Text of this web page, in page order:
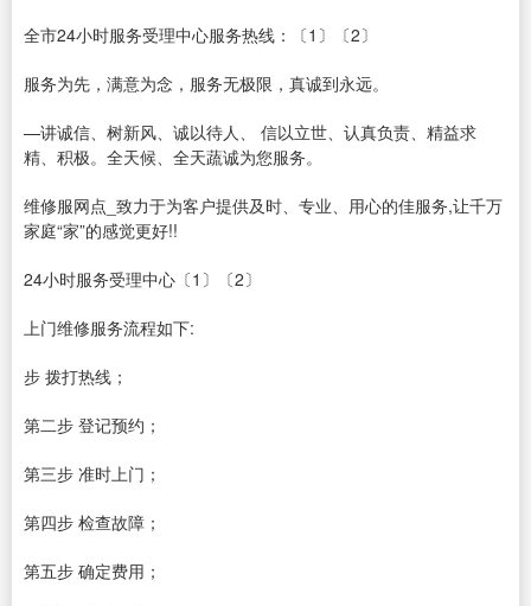
全市24小时服务受理中心服务热线：〔1〕〔2〕
服务为先，满意为念，服务无极限，真诚到永远。
—讲诚信、树新风、诚以待人、 信以立世、认真负责、精益求
精、积极。全天候、全天蔬诚为您服务。
维修服网点_致力于为客户提供及时、专业、用心的佳服务,让千万
家庭“家”的感觉更好!!
24小时服务受理中心〔1〕〔2〕
上门维修服务流程如下:
步 拨打热线；
第二步 登记预约；
第三步 准时上门；
第四步 检查故障；
第五步 确定费用；